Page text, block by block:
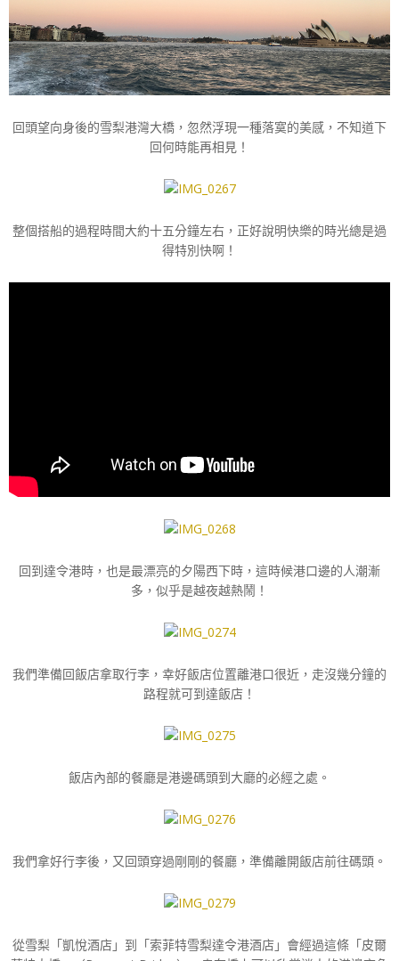
回頭望向身後的雪梨港灣大橋，忽然浮現一種落寞的美感，不知道下
回何時能再相見！
整個搭船的過程時間大約十五分鐘左右，正好說明快樂的時光總是過
得特別快啊！
回到達令港時，也是最漂亮的夕陽西下時，這時候港口邊的人潮漸
多，似乎是越夜越熱鬧！
我們準備回飯店拿取行李，幸好飯店位置離港口很近，走沒幾分鐘的
路程就可到達飯店！
飯店內部的餐廳是港邊碼頭到大廳的必經之處。
我們拿好行李後，又回頭穿過剛剛的餐廳，準備離開飯店前往碼頭。
從雪梨「凱悅酒店」到「索菲特雪梨達令港酒店」會經過這條「皮爾